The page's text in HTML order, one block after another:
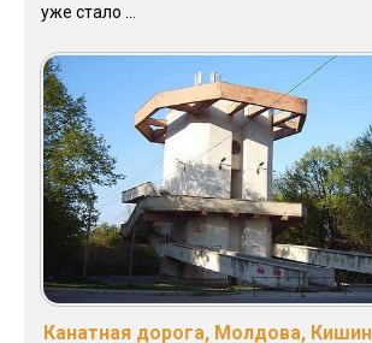
уже стало ...
Канатная дорога, Молдова,